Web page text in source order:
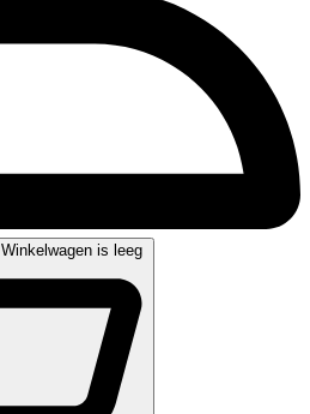
Mini-winkelwagen schakelen, Winkelwagen is leeg